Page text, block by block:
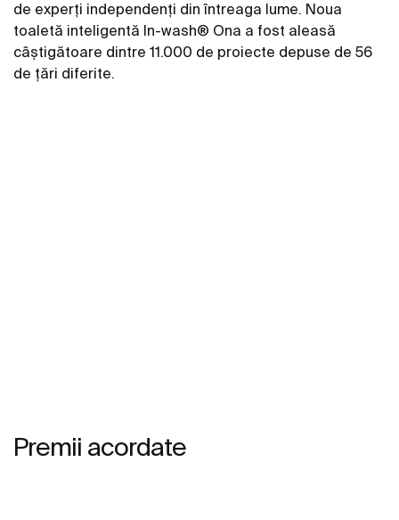
de experți independenți din întreaga lume. Noua
toaletă inteligentă In-wash® Ona a fost aleasă
câștigătoare dintre 11.000 de proiecte depuse de 56
de țări diferite.
Premii acordate